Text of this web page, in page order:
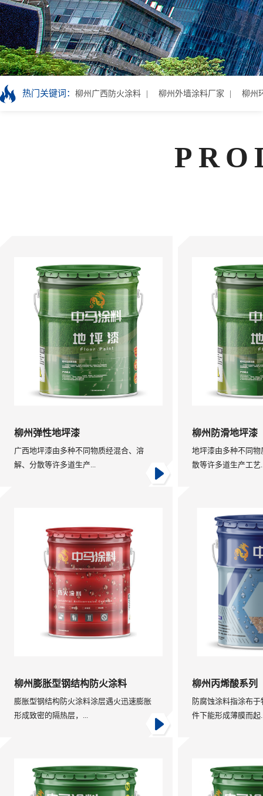
热门关键词： 柳州广西防火涂料 柳州外墙涂料厂家 柳州
柳州弹性地坪漆
广西地坪漆由多种不同物质经混合、溶
解、分散等许多道生产...
柳州防滑地坪漆
地坪漆由多种不同
散等许多道生产工艺
柳州膨胀型钢结构防火涂料
膨胀型钢结构防火涂料涂层遇火迅速膨胀
形成致密的隔热层，...
柳州丙烯酸系列
防腐蚀涂料指涂布
件下能形成薄膜而起